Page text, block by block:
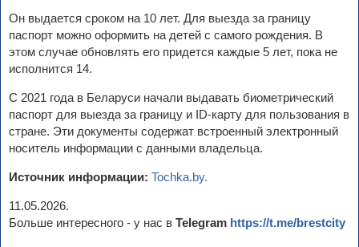
Он выдается сроком на 10 лет. Для выезда за границу
паспорт можно оформить на детей с самого рождения. В
этом случае обновлять его придется каждые 5 лет, пока не
исполнится 14.
С 2021 года в Беларуси начали выдавать биометрический
паспорт для выезда за границу и ID-карту для пользования в
стране. Эти документы содержат встроенный электронный
носитель информации с данными владельца.
Источник информации: Tochka.by.
11.05.2026.
Больше интересного - у нас в Telegram https://t.me/brestcity